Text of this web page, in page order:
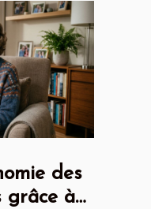
des
grâce à